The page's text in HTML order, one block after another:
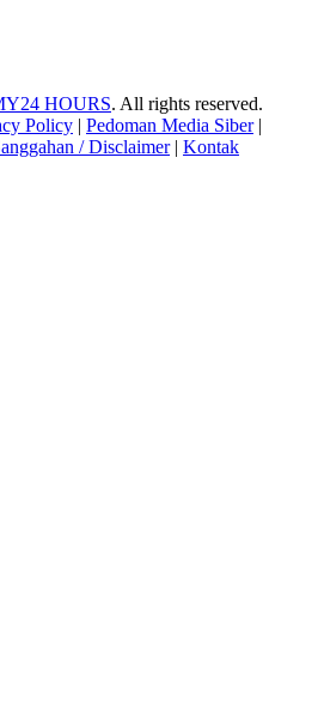
HOURS. All rights reserved.
Policy | Pedoman Media Siber|
/ Disclaimer| Kontak